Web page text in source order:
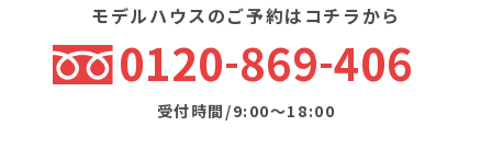
モデルハウスのご予約はコチラから
0120 869 406
受付時間/9:00〜18:00